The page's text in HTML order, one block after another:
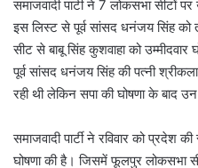
समाजवादी पार्टी ने 7 लोकसभा सीटों
इस लिस्ट से पूर्व सांसद धनंजय सिंह को
सीट से बाबू सिंह कुशवाहा को
पूर्व सांसद धनंजय सिंह की पत्नी
रही थी लेकिन सपा की घोषणा के बाद
समाजवादी पार्टी ने रविवार को प्रदेश
घोषणा की है। जिसमें फूलपुर लोकसभा